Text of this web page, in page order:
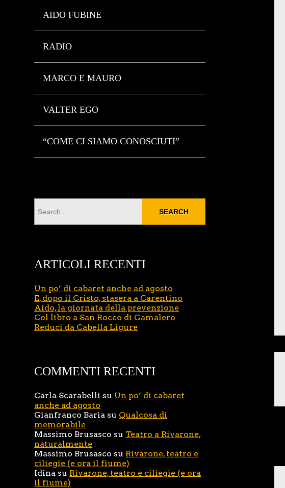
AIDO FUBINE
RADIO
MARCO E MAURO
VALTER EGO
“COME CI SIAMO CONOSCIUTI”
ARTICOLI RECENTI
Un po’ di cabaret anche ad agosto
E, dopo il Cristo, stasera a Carentino
Aido, la giornata della prevenzione
Col libro a San Rocco di Gamalero
Reduci da Cabella Ligure
COMMENTI RECENTI
Carla Scarabelli su Un po’ di cabaret
anche ad agosto
Gianfranco Baria su Qualcosa di
memorabile
Massimo Brusasco su Teatro a Rivarone,
naturalmente
Massimo Brusasco su Rivarone, teatro e
ciliegie (e ora il fiume)
Idina su Rivarone, teatro e ciliegie (e ora
il fiume)